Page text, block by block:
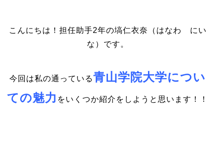
こんにちは！担任助手2年の塙仁衣奈（はなわ にい
な）です。
今回は私の通っている青山学院大学につい
ての魅力 をいくつか紹介をしようと思います！！